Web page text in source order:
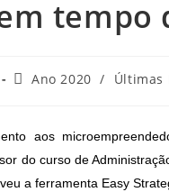
tempo
Categoria
Ano 2020 / Últimas
aos
do curso de
a ferramenta Easy